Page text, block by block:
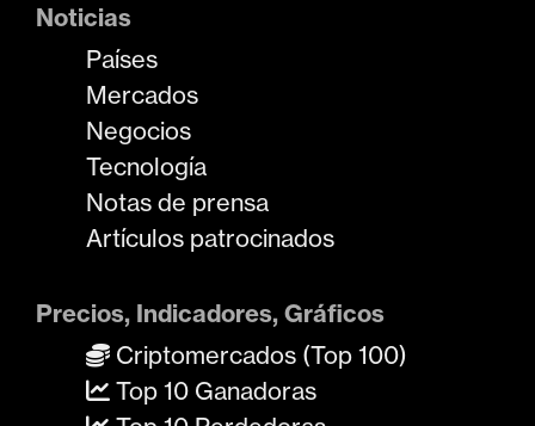
Noticias
Países
Mercados
Negocios
Tecnología
Notas de prensa
Artículos patrocinados
Precios, Indicadores, Gráficos
Criptomercados (Top 100)
Top 10 Ganadoras